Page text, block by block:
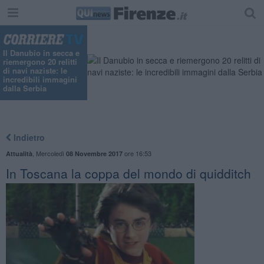
Il Danubio in secca e
riemergono 20 relitti
di navi naziste: le
incredibili immagini
dalla Serbia
Indietro
Attualità Mercoledì 08 Novembre 2017ore 16:53
In Toscana la coppa del mondo di quidditch